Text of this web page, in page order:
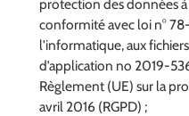
protection des données
conformité avec loi n°
l'informatique, aux
d’application no 2019-
Règlement (UE) sur la
avril 2016 (RGPD) ;